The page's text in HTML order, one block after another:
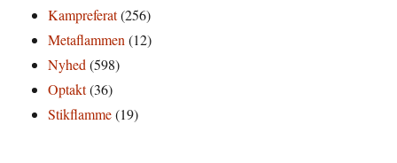
Kampreferat(256)
Metaflammen (12)
Nyhed (598)
Optakt(36)
Stikflamme(19)